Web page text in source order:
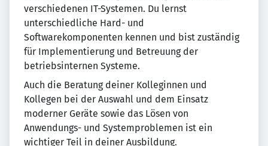
verschiedenen IT-Systemen. Du lernst
unterschiedliche Hard- und
Softwarekomponenten kennen und bist zuständig
für Implementierung und Betreuung der
betriebsinternen Systeme.
Auch die Beratung deiner Kolleginnen und
Kollegen bei der Auswahl und dem Einsatz
moderner Geräte sowie das Lösen von
Anwendungs- und Systemproblemen ist ein
wichtiger Teil in deiner Ausbildung.